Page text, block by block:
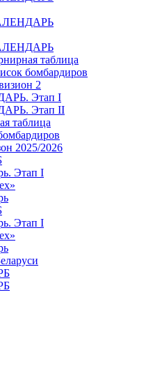
таблица
бомбардиров
2
Этап I
Этап II
таблица
2025/2026
Этап I
Этап I